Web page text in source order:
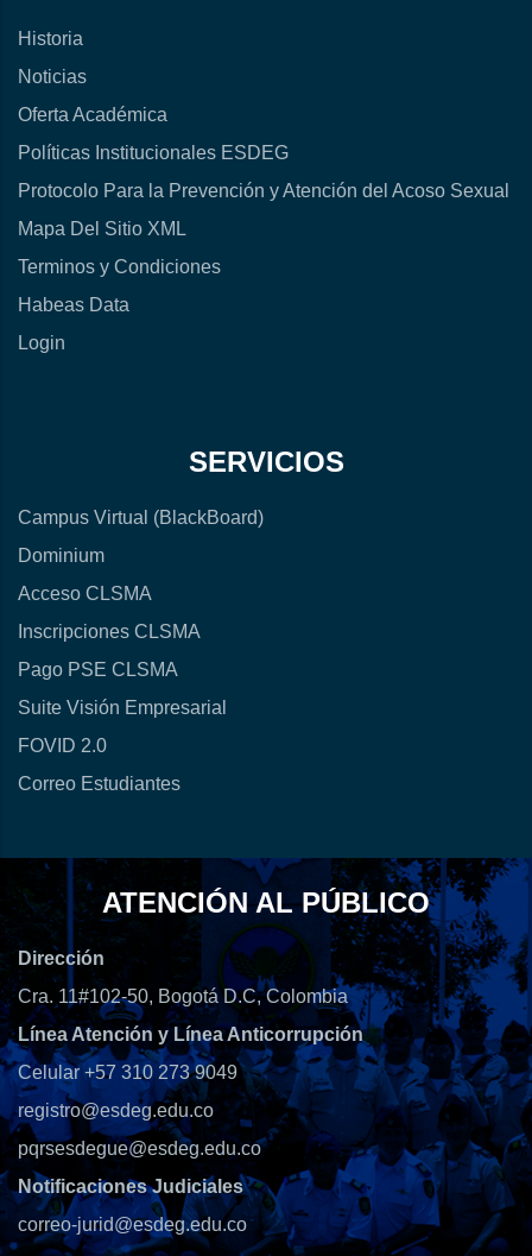
Historia
Noticias
Oferta Académica
Políticas Institucionales ESDEG
Protocolo Para la Prevención y Atención del Acoso Sexual
Mapa Del Sitio XML
Terminos y Condiciones
Habeas Data
Login
SERVICIOS
Campus Virtual (BlackBoard)
Dominium
Acceso CLSMA
Inscripciones CLSMA
Pago PSE CLSMA
Suite Visión Empresarial
FOVID 2.0
Correo Estudiantes
ATENCIÓN AL PÚBLICO
Dirección
Cra. 11#102-50, Bogotá D.C, Colombia
Línea Atención y Línea Anticorrupción
Celular +57 310 273 9049
registro@esdeg.edu.co
pqrsesdegue@esdeg.edu.co
Notificaciones Judiciales
correo-jurid@esdeg.edu.co